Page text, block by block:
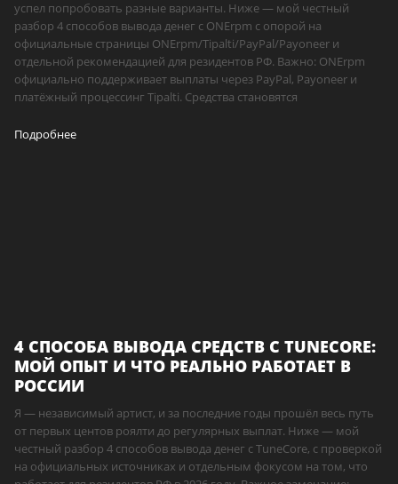
успел попробовать разные варианты. Ниже — мой честный
разбор 4 способов вывода денег с ONErpm с опорой на
официальные страницы ONErpm/Tipalti/PayPal/Payoneer и
отдельной рекомендацией для резидентов РФ. Важно: ONErpm
официально поддерживает выплаты через PayPal, Payoneer и
платёжный процессинг Tipalti. Средства становятся
Подробнее
4 СПОСОБА ВЫВОДА СРЕДСТВ С TUNECORE:
МОЙ ОПЫТ И ЧТО РЕАЛЬНО РАБОТАЕТ В
РОССИИ
Я — независимый артист, и за последние годы прошёл весь путь
от первых центов роялти до регулярных выплат. Ниже — мой
честный разбор 4 способов вывода денег с TuneCore, с проверкой
на официальных источниках и отдельным фокусом на том, что